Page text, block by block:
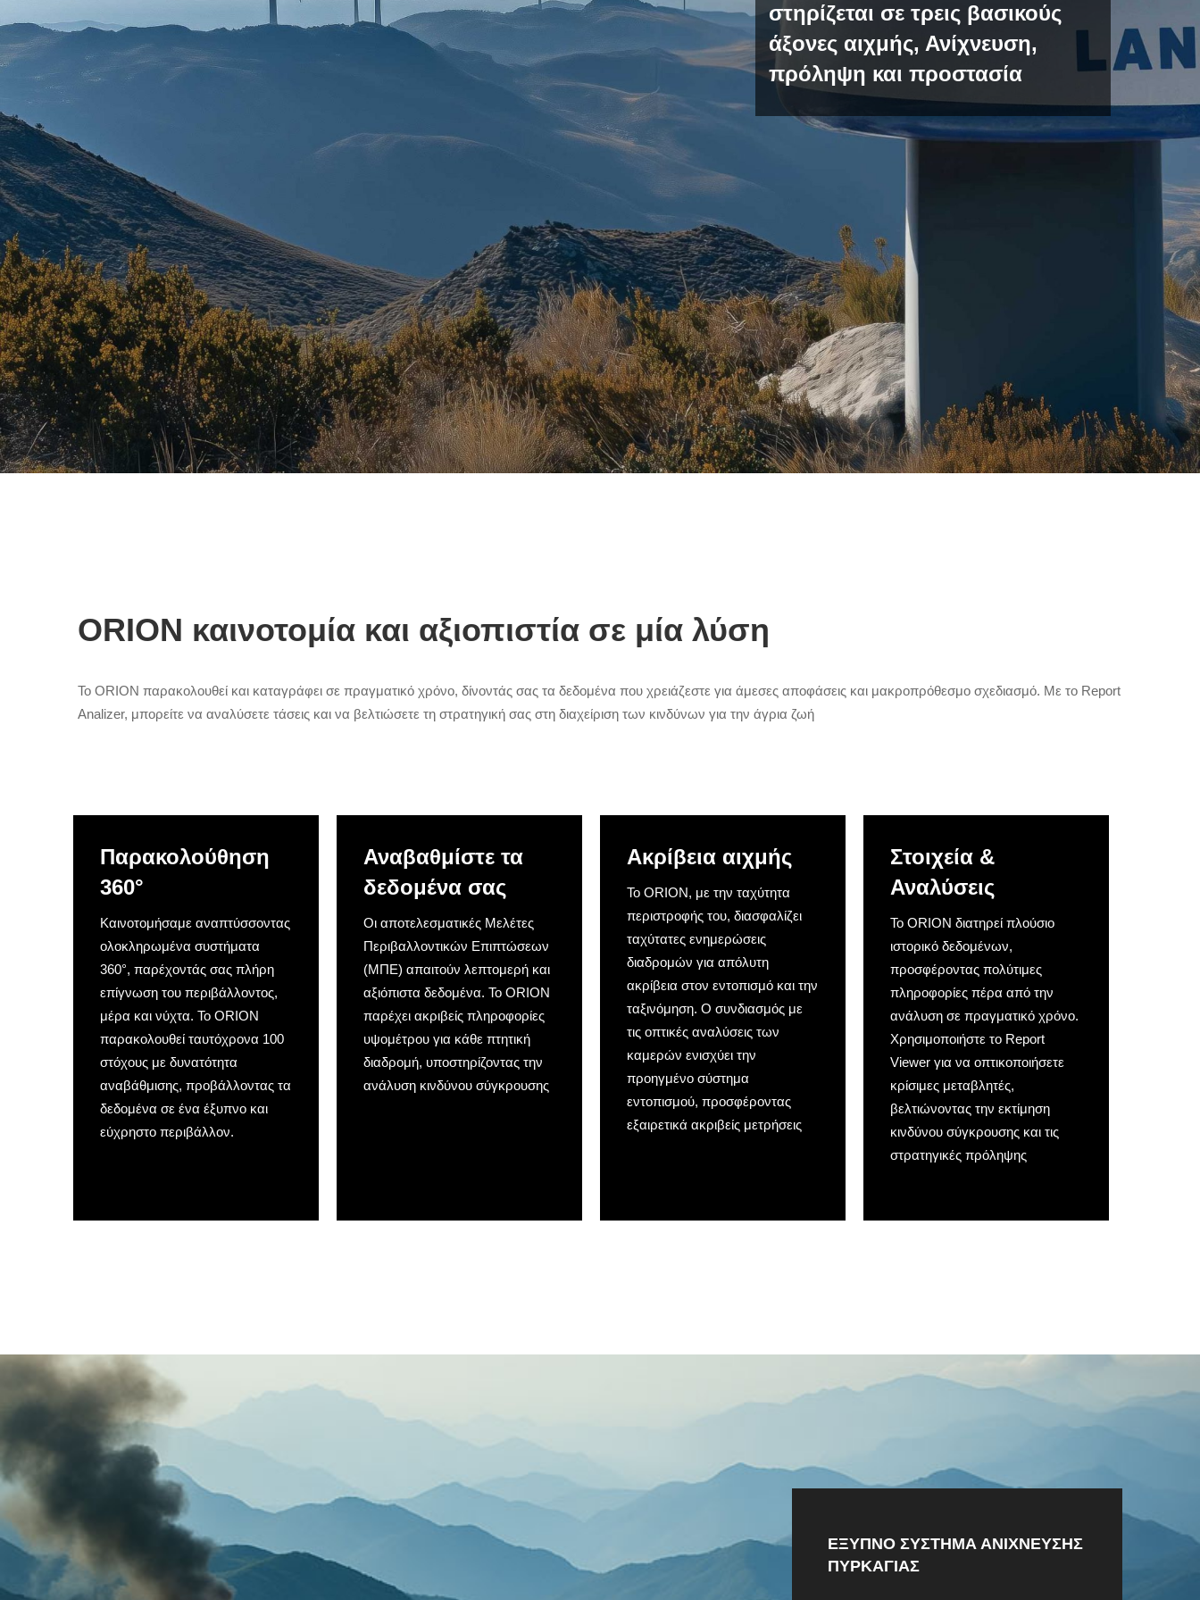
στηρίζεται σε τρεις βασικούς
άξονες αιχμής, Ανίχνευση,
πρόληψη και προστασία
ORION καινοτομία και αξιοπιστία σε μία λύση
Το ORION παρακολουθεί και καταγράφει σε πραγματικό χρόνο, δίνοντάς σας τα δεδομένα που χρειάζεστε για άμεσες αποφάσεις και μακροπρόθεσμο σχεδιασμό. Με το Report
Analizer, μπορείτε να αναλύσετε τάσεις και να βελτιώσετε τη στρατηγική σας στη διαχείριση των κινδύνων για την άγρια ζωή
Παρακολούθηση
360°
Καινοτομήσαμε αναπτύσσοντας
ολοκληρωμένα συστήματα
360°, παρέχοντάς σας πλήρη
επίγνωση του περιβάλλοντος,
μέρα και νύχτα. Το ORION
παρακολουθεί ταυτόχρονα 100
στόχους με δυνατότητα
αναβάθμισης, προβάλλοντας τα
δεδομένα σε ένα έξυπνο και
εύχρηστο περιβάλλον.
Αναβαθμίστε τα
δεδομένα σας
Οι αποτελεσματικές Μελέτες
Περιβαλλοντικών Επιπτώσεων
(ΜΠΕ) απαιτούν λεπτομερή και
αξιόπιστα δεδομένα. Το ORION
παρέχει ακριβείς πληροφορίες
υψομέτρου για κάθε πτητική
διαδρομή, υποστηρίζοντας την
ανάλυση κινδύνου σύγκρουσης
Ακρίβεια αιχμής
Το ORION, με την ταχύτητα
περιστροφής του, διασφαλίζει
ταχύτατες ενημερώσεις
διαδρομών για απόλυτη
ακρίβεια στον εντοπισμό και την
ταξινόμηση. Ο συνδιασμός με
τις οπτικές αναλύσεις των
καμερών ενισχύει την
προηγμένο σύστημα
εντοπισμού, προσφέροντας
εξαιρετικά ακριβείς μετρήσεις
Στοιχεία &
Αναλύσεις
Το ORION διατηρεί πλούσιο
ιστορικό δεδομένων,
προσφέροντας πολύτιμες
πληροφορίες πέρα από την
ανάλυση σε πραγματικό χρόνο.
Χρησιμοποιήστε το Report
Viewer για να οπτικοποιήσετε
κρίσιμες μεταβλητές,
βελτιώνοντας την εκτίμηση
κινδύνου σύγκρουσης και τις
στρατηγικές πρόληψης
ΕΞΥΠΝΟ ΣΥΣΤΗΜΑ ΑΝΙΧΝΕΥΣΗΣ
ΠΥΡΚΑΓΙΑΣ